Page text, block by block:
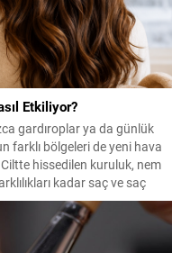
Etkiliyor?
gardıroplar ya da günlük
farklı bölgeleri de yeni hava
hissedilen kuruluk, nem
kadar saç ve saç
ilkbahar ve sonbahar
ya da kuruluk...